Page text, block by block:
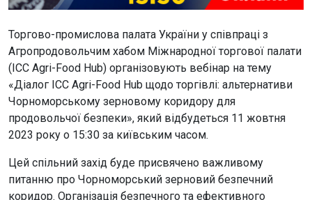
Торгово-промислова палата України у співпраці з
Агропродовольчим хабом Міжнародної торгової палати
(ICC Agri-Food Hub) організовують вебінар на тему
«Діалог ICC Agri-Food Hub щодо торгівлі: альтернативи
Чорноморському зерновому коридору для
продовольчої безпеки», який відбудеться 11 жовтня
2023 року о 15:30 за київським часом.
Цей спільний захід буде присвячено важливому
питанню про Чорноморський зерновий безпечний
коридор. Організація безпечного та ефективного